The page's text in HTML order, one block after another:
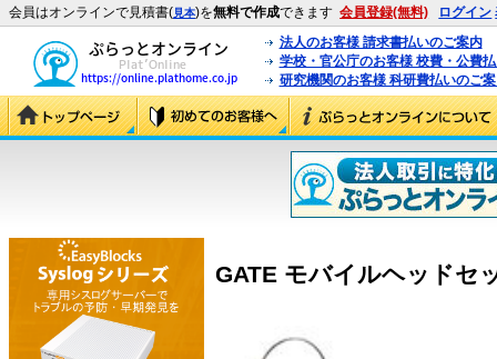
会員はオンラインで見積書(見本)を無料で作成できます 会員登録(無料) ログイン
法人のお客様 請求書払いのご案内
学校・官公庁のお客様 校費・公費
研究機関のお客様 科研費払いのご
GATE モバイルヘッドセ